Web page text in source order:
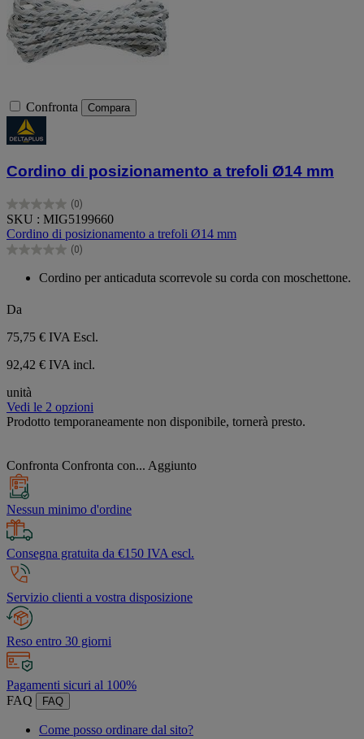
Confronta Compara
Cordino di posizionamento a trefoli Ø14 mm
(0)
0.0
su
5
stelle.
SKU : MIG5199660
Cordino di posizionamento a trefoli Ø14 mm
(0)
0.0
Cordino per anticaduta scorrevole su corda con moschettone.
Da
75,75 € IVA Escl.
92,42 € IVA incl.
unità
Vedi le 2 opzioni
Prodotto temporaneamente non disponibile, tornerà presto.
Confronta Confronta con... Aggiunto
Nessun minimo d'ordine
Consegna gratuita da €150 IVA escl.
Servizio clienti a vostra disposizione
Reso entro 30 giorni
Pagamenti sicuri al 100%
FAQ
FAQ
Come posso ordinare dal sito?